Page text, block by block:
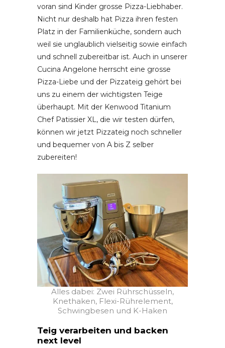
voran sind Kinder grosse Pizza-Liebhaber.
Nicht nur deshalb hat Pizza ihren festen
Platz in der Familienküche, sondern auch
weil sie unglaublich vielseitig sowie einfach
und schnell zubereitbar ist. Auch in unserer
Cucina Angelone herrscht eine grosse
Pizza-Liebe und der Pizzateig gehört bei
uns zu einem der wichtigsten Teige
überhaupt. Mit der Kenwood Titanium
Chef Patissier XL, die wir testen dürfen,
können wir jetzt Pizzateig noch schneller
und bequemer von A bis Z selber
zubereiten!
Alles dabei: Zwei Rührschüsseln,
Knethaken, Flexi-Rührelement,
Schwingbesen und K-Haken
Teig verarbeiten und backen
next level